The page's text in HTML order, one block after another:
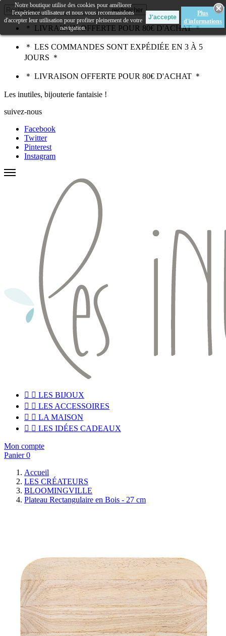
rechercher
＊ LIVRAISON OFFERTE POUR 80€ D'ACHAT ＊
＊ LES COMMANDES SONT EXPÉDIÉE EN 3 À 5
JOURS ＊
＊ LIVRAISON OFFERTE POUR 80€ D'ACHAT ＊
Les inutiles, bijouterie fantaisie !
suivez-nous
Facebook
Twitter
Pinterest
Instagram
  LES BIJOUX
  LES ACCESSOIRES
  LA MAISON
  LES IDÉES CADEAUX
Mon compte
Panier 0
Notre boutique utilise des cookies pour améliorer
l'expérience utilisateur et nous vous recommandons
d'accepter leur utilisation pour profiter pleinement de votre
navigation.
Plus
d'informations
Accueil
LES CRÉATEURS
BLOOMINGVILLE
Plateau Rectangulaire en Bois - 27 cm